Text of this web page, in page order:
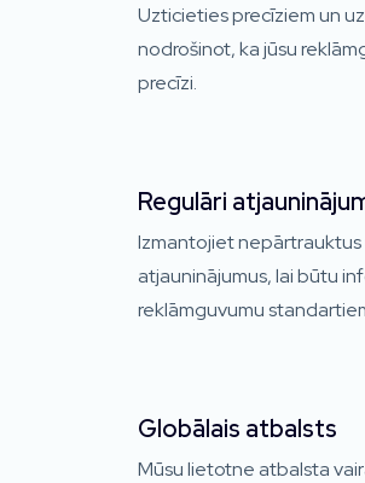
Uzticieties precīziem un
nodrošinot, ka jūsu
precīzi.
Regulāri
Izmantojiet nepārtrauktus
atjauninājumus, lai būtu
reklāmguvumu
Globālais atbalsts
Mūsu lietotne atbalsta